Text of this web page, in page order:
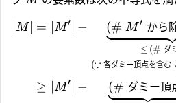
M = M′ −
≤ (#ダ
(∵ 各ダミー頂点を含む
(#M′ から
≥ M′ − (# ダミー頂